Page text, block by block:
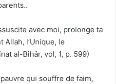
avec moi, prolonge ta
Allah, l’Unique, le
al-Bihâr, vol, 1, p. 599)
qui souffre de faim,